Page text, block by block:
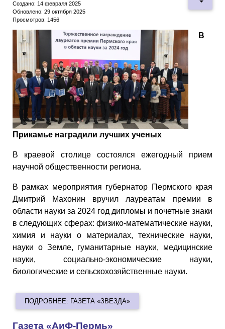
Создано: 14 февраля 2025
Обновлено: 29 октября 2025
Просмотров: 1456
В
Прикамье наградили лучших ученых
В краевой столице состоялся ежегодный прием
научной общественности региона.
В рамках мероприятия губернатор Пермского края
Дмитрий Махонин вручил лауреатам премии в
области науки за 2024 год дипломы и почетные знаки
в следующих сферах: физико-математические науки,
химия и науки о материалах, технические науки,
науки о Земле, гуманитарные науки, медицинские
науки, социально-экономические науки,
биологические и сельскохозяйственные науки.
ПОДРОБНЕЕ: ГАЗЕТА «ЗВЕЗДА»
Газета «АиФ-Пермь»